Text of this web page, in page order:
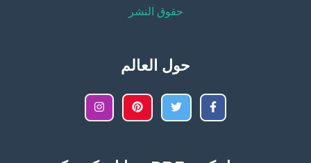
حقوق النشر
حول العالم